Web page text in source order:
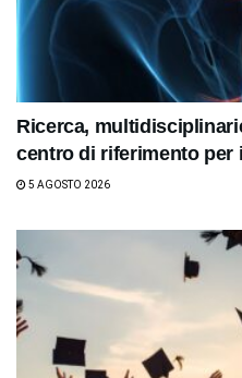
Ricerca,
centro di riferimento per
5 AGOSTO 2026